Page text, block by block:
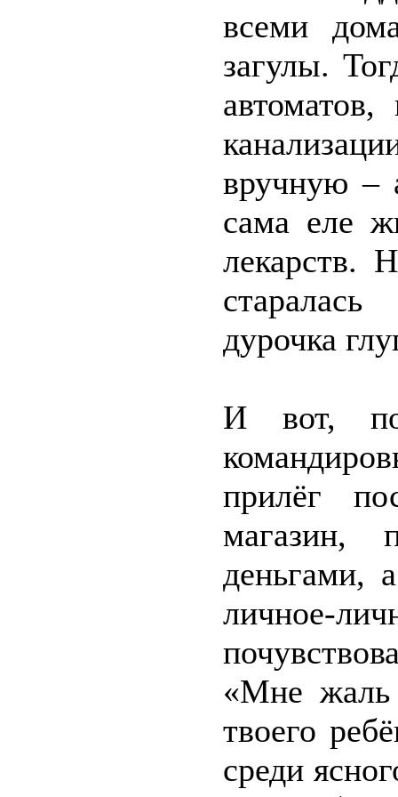
всеми
загулы.
вручную –
сама еле
лекарств.
дурочка
И вот,
прилёг
магазин,
деньгами,
личное-
«Мне жаль
твоего
среди